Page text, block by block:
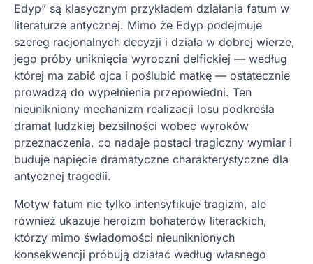
Edyp” są klasycznym przykładem działania fatum w
literaturze antycznej. Mimo że Edyp podejmuje
szereg racjonalnych decyzji i działa w dobrej wierze,
jego próby uniknięcia wyroczni delfickiej — według
której ma zabić ojca i poślubić matkę — ostatecznie
prowadzą do wypełnienia przepowiedni. Ten
nieunikniony mechanizm realizacji losu podkreśla
dramat ludzkiej bezsilności wobec wyroków
przeznaczenia, co nadaje postaci tragiczny wymiar i
buduje napięcie dramatyczne charakterystyczne dla
antycznej tragedii.
Motyw fatum nie tylko intensyfikuje tragizm, ale
również ukazuje heroizm bohaterów literackich,
którzy mimo świadomości nieuniknionych
konsekwencji próbują działać według własnego